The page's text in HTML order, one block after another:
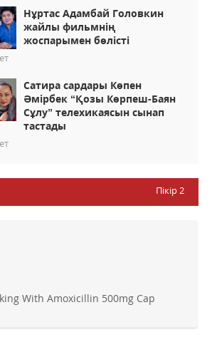
Нұртас Адамбай Головкин
жайлы фильмнің
жоспарымен бөлісті
Сатира сардары Көпен
Әмірбек “Қозы Көрпеш-Баян
Сұлу” телехикаясын сынап
тастады
Пікір2
With Amoxicillin 500mg Cap